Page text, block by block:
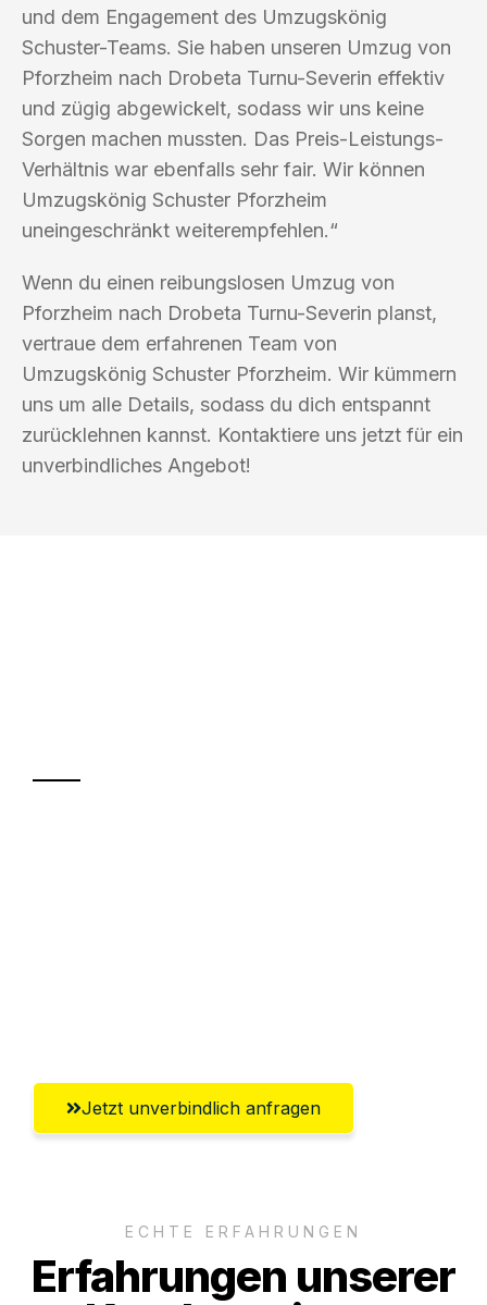
und dem Engagement des Umzugskönig
Schuster-Teams. Sie haben unseren Umzug von
Pforzheim nach Drobeta Turnu-Severin effektiv
und zügig abgewickelt, sodass wir uns keine
Sorgen machen mussten. Das Preis-Leistungs-
Verhältnis war ebenfalls sehr fair. Wir können
Umzugskönig Schuster Pforzheim
uneingeschränkt weiterempfehlen.“
Wenn du einen reibungslosen Umzug von
Pforzheim nach Drobeta Turnu-Severin planst,
vertraue dem erfahrenen Team von
Umzugskönig Schuster Pforzheim. Wir kümmern
uns um alle Details, sodass du dich entspannt
zurücklehnen kannst. Kontaktiere uns jetzt für ein
unverbindliches Angebot!
Jetzt unverbindlich anfragen
ECHTE ERFAHRUNGEN
Erfahrungen unserer